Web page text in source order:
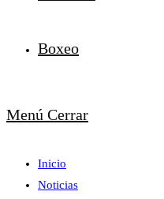
Boxeo
Menú Cerrar
Inicio
Noticias